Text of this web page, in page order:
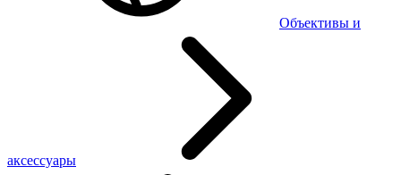
Объективы и
аксессуары